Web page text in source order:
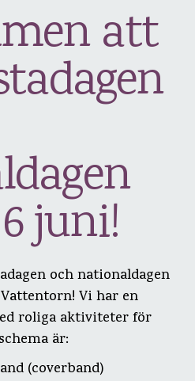
att
juni!
och nationaldagen
Vi har en
roliga aktiviteter för
är:
(coverband)